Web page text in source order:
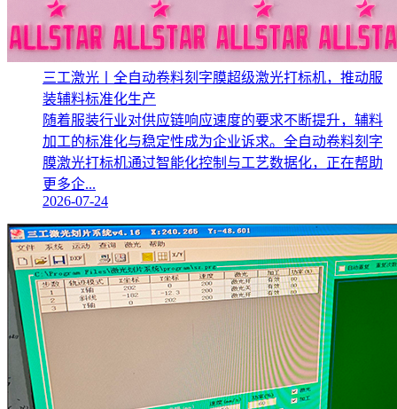
三工激光丨全自动卷料刻字膜超级激光打标机，推动服
装辅料标准化生产‌
随着服装行业对供应链响应速度的要求不断提升，辅料
加工的标准化与稳定性成为企业诉求。全自动卷料刻字
膜激光打标机通过智能化控制与工艺数据化，正在帮助
更多企...
2026-07-24